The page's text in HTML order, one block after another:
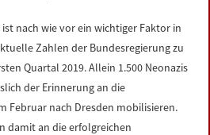
nach wie vor ein wichtiger Faktor in
Zahlen der Bundesregierung zu
Quartal 2019. Allein 1.500 Neonazis
der Erinnerung an die
Februar nach Dresden mobilisieren.
damit an die erfolgreichen